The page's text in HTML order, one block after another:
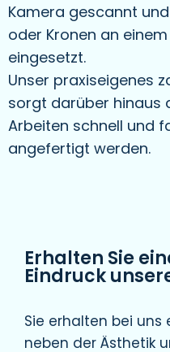
Kamera gescannt
oder Kronen an
eingesetzt.
Unser praxiseigenes
sorgt darüber hinaus
Arbeiten schnell und
angefertigt werden.
Erhalten Sie
Eindruck
Sie erhalten bei uns
neben der Ästhetik